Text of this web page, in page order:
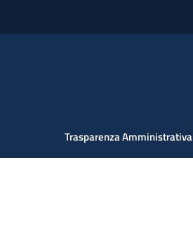
Trasparenza Amministrativa